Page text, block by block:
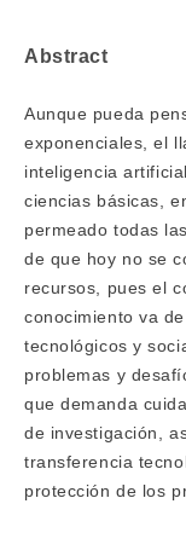
Abstract
Aunque pueda
exponenciales, el
inteligencia
ciencias básicas,
permeado todas
de que hoy no se
recursos, pues el
conocimiento va
tecnológicos y
problemas y
que demanda
de investigación,
transferencia
protección de los